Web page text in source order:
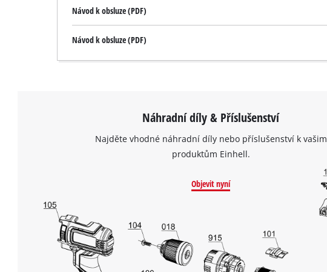
Návod k obsluze (PDF)
Návod k obsluze (PDF)
Náhradní díly & Příslušenství
Najděte vhodné náhradní díly nebo příslušenství k vašim
produktům Einhell.
Objevit nyní